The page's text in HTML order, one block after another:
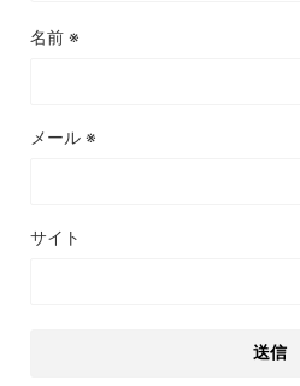
名前 ※
メール ※
サイト